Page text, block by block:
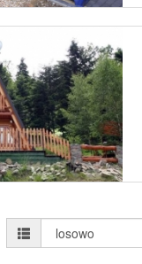
losowo